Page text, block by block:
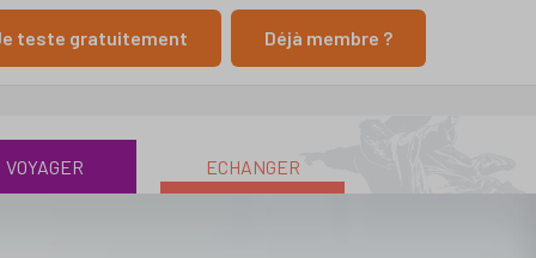
teste gratuitement Déjà membre ?
VOYAGER ECHANGER